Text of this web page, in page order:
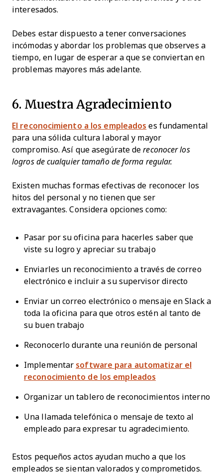
interesados.
Debes estar dispuesto a tener conversaciones
incómodas y abordar los problemas que observes a
tiempo, en lugar de esperar a que se conviertan en
problemas mayores más adelante.
6. Muestra Agradecimiento
El reconocimiento a los empleados es fundamental
para una sólida cultura laboral y mayor
compromiso. Así que asegúrate dereconocer los
logros de cualquier tamaño de forma regular.
Existen muchas formas efectivas de reconocer los
hitos del personal y no tienen que ser
extravagantes. Considera opciones como:
Pasar por su oficina para hacerles saber que
viste su logro y apreciar su trabajo
Enviarles un reconocimiento a través de correo
electrónico e incluir a su supervisor directo
Enviar un correo electrónico o mensaje en Slack a
toda la oficina para que otros estén al tanto de
su buen trabajo
Reconocerlo durante una reunión de personal
Implementar software para automatizar el
reconocimiento de los empleados
Organizar un tablero de reconocimientos interno
Una llamada telefónica o mensaje de texto al
empleado para expresar tu agradecimiento.
Estos pequeños actos ayudan mucho a que los
empleados se sientan valorados y comprometidos.